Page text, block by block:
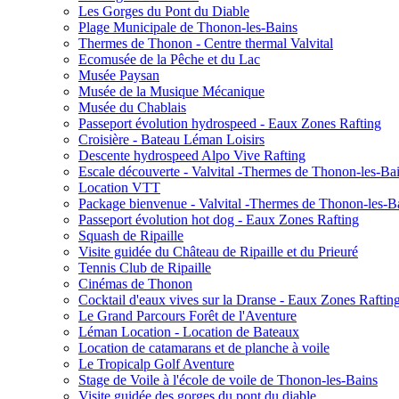
Les Gorges du Pont du Diable
Plage Municipale de Thonon-les-Bains
Thermes de Thonon - Centre thermal Valvital
Ecomusée de la Pêche et du Lac
Musée Paysan
Musée de la Musique Mécanique
Musée du Chablais
Passeport évolution hydrospeed - Eaux Zones Rafting
Croisière - Bateau Léman Loisirs
Descente hydrospeed Alpo Vive Rafting
Escale découverte - Valvital -Thermes de Thonon-les-
Location VTT
Package bienvenue - Valvital -Thermes de Thonon-les-
Passeport évolution hot dog - Eaux Zones Rafting
Squash de Ripaille
Visite guidée du Château de Ripaille et du Prieuré
Tennis Club de Ripaille
Cinémas de Thonon
Cocktail d'eaux vives sur la Dranse - Eaux Zones
Le Grand Parcours Forêt de l'Aventure
Léman Location - Location de Bateaux
Location de catamarans et de planche à voile
Le Tropicalp Golf Aventure
Stage de Voile à l'école de voile de Thonon-les-Bains
Visite guidée des gorges du pont du diable